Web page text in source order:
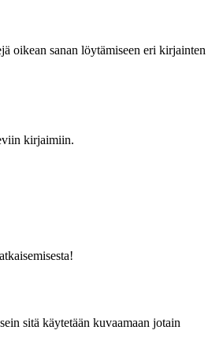
oikean sanan löytämiseen eri kirjainten
kirjaimiin.
sitä käytetään kuvaamaan jotain